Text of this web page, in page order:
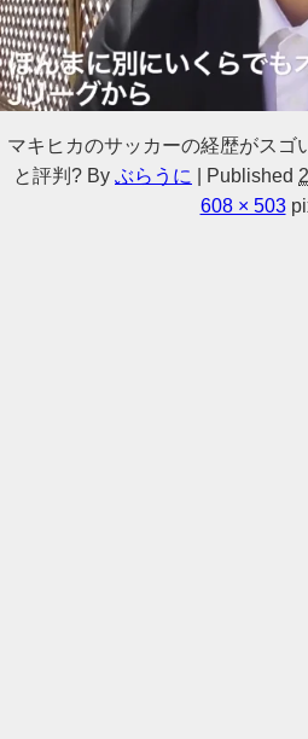
マキヒカのサッカーの経歴がスゴ
と評判? By ぶらうに Published
608 × 503